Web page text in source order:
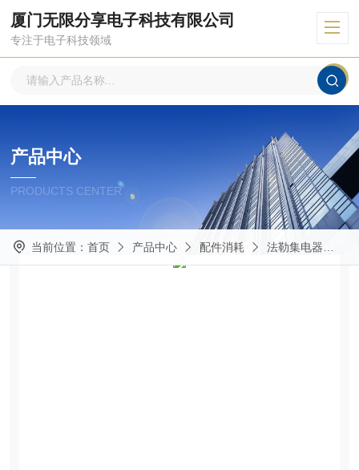
厦门无限分享电子科技有限公司
专注于电子科技领域
产品中心
PRODUCTS CENTER
当前位置： 首页 产品中心 配件消耗 法勒集电器